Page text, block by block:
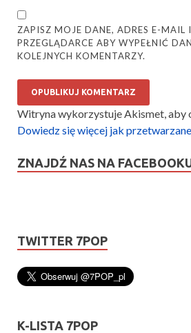
ZAPISZ MOJE DANE, ADRES E-MAIL
PRZEGLĄDARCE ABY WYPEŁNIĆ
KOLEJNYCH KOMENTARZY.
Witryna wykorzystuje Akismet, aby
Dowiedz się więcej jak
ZNAJDŹ NAS NA
TWITTER 7POP
K-LISTA 7POP